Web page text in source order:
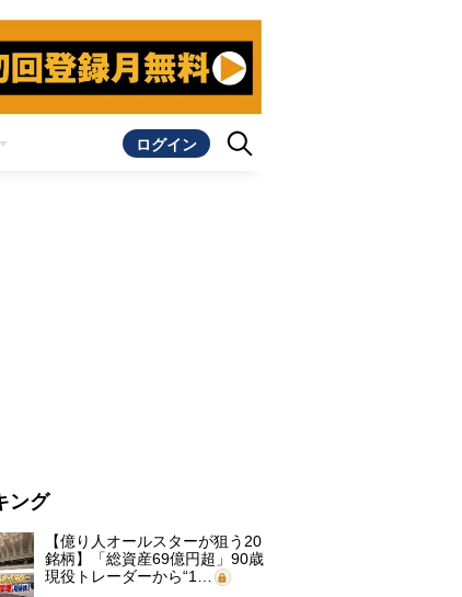
ログイン
ング
【億り人オールスターが狙う20
銘柄】「総資産69億円超」90歳
現役トレーダーから“1…